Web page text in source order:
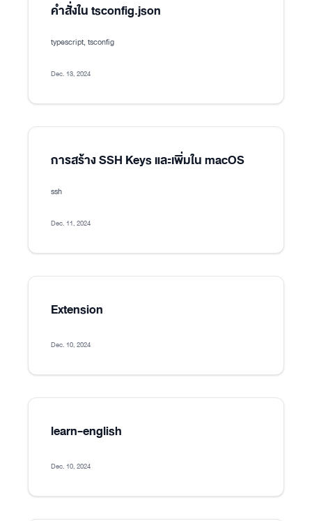
คำสั่งใน tsconfig.json
typescript, tsconfig
Dec. 13, 2024
การสร้าง SSH Keys และเพิ่มใน macOS
ssh
Dec. 11, 2024
Extension
Dec. 10, 2024
learn-english
Dec. 10, 2024